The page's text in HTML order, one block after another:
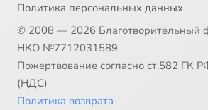
Политика персональных данных
© 2008 — 2026 Благотворительный
НКО №7712031589
Пожертвование согласно ст.582 ГК
(НДС)
Политика возврата